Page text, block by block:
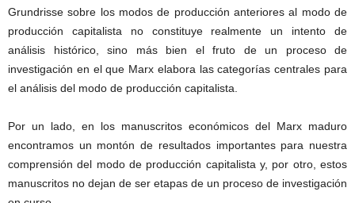
Grundrisse sobre los modos de producción anteriores al modo de
producción capitalista no constituye realmente un intento de
análisis histórico, sino más bien el fruto de un proceso de
investigación en el que Marx elabora las categorías centrales para
el análisis del modo de producción capitalista.
Por un lado, en los manuscritos económicos del Marx maduro
encontramos un montón de resultados importantes para nuestra
comprensión del modo de producción capitalista y, por otro, estos
manuscritos no dejan de ser etapas de un proceso de investigación